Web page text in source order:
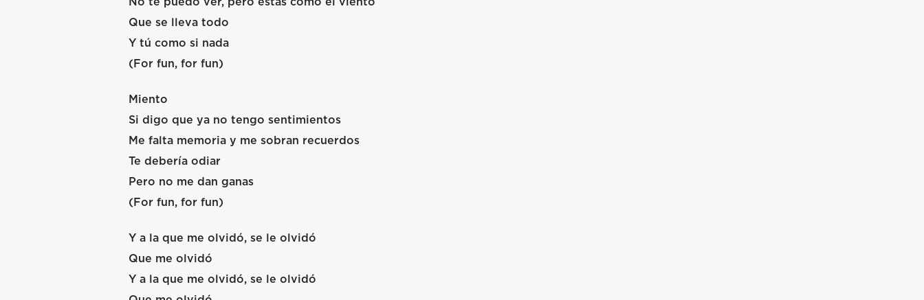
Que se lleva todo
Y tú como si nada
(For fun, for fun)
Miento
Si digo que ya no tengo sentimientos
Me falta memoria y me sobran recuerdos
Te debería odiar
Pero no me dan ganas
(For fun, for fun)
Y a la que me olvidó, se le olvidó
Que me olvidó
Y a la que me olvidó, se le olvidó